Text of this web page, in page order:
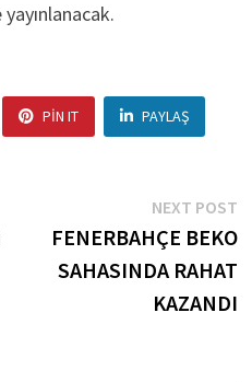
PIN IT PAYLAŞ
NEXT POST
FENERBAHÇE BEKO
SAHASINDA RAHAT
KAZANDI